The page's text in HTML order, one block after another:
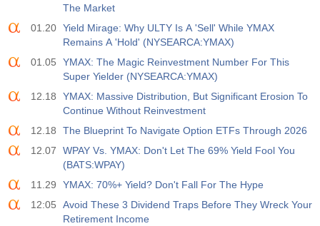
The Market
01.20 Yield Mirage: Why ULTY Is A 'Sell' While YMAX
Remains A 'Hold' (NYSEARCA:YMAX)
01.05
YMAX: The Magic Reinvestment Number For This
Super Yielder (NYSEARCA:YMAX)
12.18
YMAX: Massive Distribution, But Significant Erosion To
Continue Without Reinvestment
12.18
The Blueprint To Navigate Option ETFs Through 2026
12.07
WPAY Vs. YMAX: Don't Let The 69% Yield Fool You
(BATS:WPAY)
11.29
YMAX: 70%+ Yield? Don't Fall For The Hype
12:05
Avoid These 3 Dividend Traps Before They Wreck Your
Retirement Income